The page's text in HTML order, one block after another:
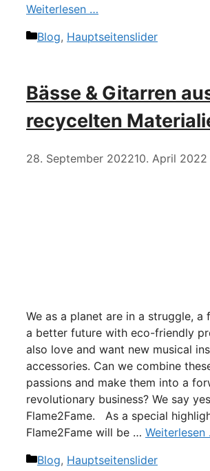
Weiterlesen …
Kategorien
Blog, Hauptseitenslider
Bässe & Gitarren
recycelten
28. September 202210. April 2022
We as a planet are in a struggle,
a better future with eco-friendly
also love and want new musical
accessories. Can we combine
passions and make them into a
revolutionary business? We say
Flame2Fame. As a special
Flame2Fame will be … Weiterlesen
Kategorien
Blog, Hauptseitenslider